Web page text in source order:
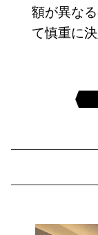
額が異な
て慎重に